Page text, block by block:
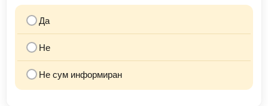
Да
Не
Не сум информиран